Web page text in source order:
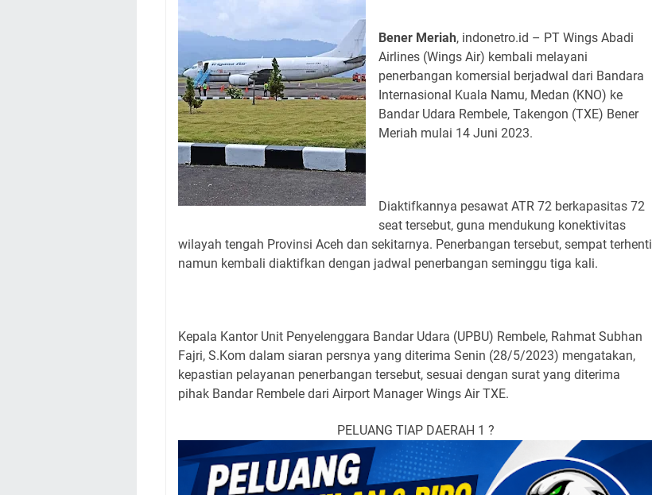
Bener Meriah, indonetro.id – PT Wings Abadi
Airlines (Wings Air) kembali melayani
penerbangan komersial berjadwal dari Bandara
Internasional Kuala Namu, Medan (KNO) ke
Bandar Udara Rembele, Takengon (TXE) Bener
Meriah mulai 14 Juni 2023.
Diaktifkannya pesawat ATR 72 berkapasitas 72
seat tersebut, guna mendukung konektivitas
wilayah tengah Provinsi Aceh dan sekitarnya. Penerbangan tersebut, sempat terhenti
namun kembali diaktifkan dengan jadwal penerbangan seminggu tiga kali.
Kepala Kantor Unit Penyelenggara Bandar Udara (UPBU) Rembele, Rahmat Subhan
Fajri, S.Kom dalam siaran persnya yang diterima Senin (28/5/2023) mengatakan,
kepastian pelayanan penerbangan tersebut, sesuai dengan surat yang diterima
pihak Bandar Rembele dari Airport Manager Wings Air TXE.
PELUANG TIAP DAERAH 1 ?